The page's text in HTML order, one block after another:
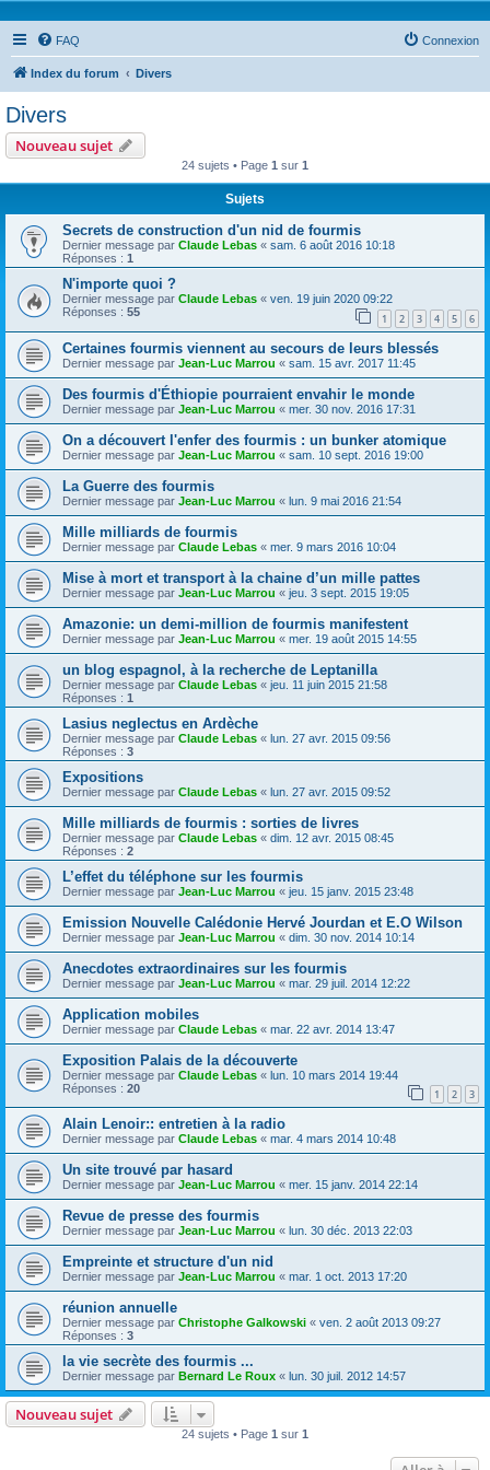
FAQ Connexion
Index du forum Divers
Divers
Nouveau sujet
24 sujets • Page 1 sur 1
Sujets
Secrets de construction d'un nid de fourmis
Dernier message par Claude Lebas « sam. 6 août 2016 10:18
Réponses : 1
N'importe quoi ?
Dernier message par Claude Lebas « ven. 19 juin 2020 09:22
Réponses : 55 1 2 3 4 5 6
Certaines fourmis viennent au secours de leurs blessés
Dernier message par Jean-Luc Marrou « sam. 15 avr. 2017 11:45
Des fourmis d'Éthiopie pourraient envahir le monde
Dernier message par Jean-Luc Marrou « mer. 30 nov. 2016 17:31
On a découvert l'enfer des fourmis : un bunker atomique
Dernier message par Jean-Luc Marrou « sam. 10 sept. 2016 19:00
La Guerre des fourmis
Dernier message par Jean-Luc Marrou « lun. 9 mai 2016 21:54
Mille milliards de fourmis
Dernier message par Claude Lebas « mer. 9 mars 2016 10:04
Mise à mort et transport à la chaine d’un mille pattes
Dernier message par Jean-Luc Marrou « jeu. 3 sept. 2015 19:05
Amazonie: un demi-million de fourmis manifestent
Dernier message par Jean-Luc Marrou « mer. 19 août 2015 14:55
un blog espagnol, à la recherche de Leptanilla
Dernier message par Claude Lebas « jeu. 11 juin 2015 21:58
Réponses : 1
Lasius neglectus en Ardèche
Dernier message par Claude Lebas « lun. 27 avr. 2015 09:56
Réponses : 3
Expositions
Dernier message par Claude Lebas « lun. 27 avr. 2015 09:52
Mille milliards de fourmis : sorties de livres
Dernier message par Claude Lebas « dim. 12 avr. 2015 08:45
Réponses : 2
L’effet du téléphone sur les fourmis
Dernier message par Jean-Luc Marrou « jeu. 15 janv. 2015 23:48
Emission Nouvelle Calédonie Hervé Jourdan et E.O Wilson
Dernier message par Jean-Luc Marrou « dim. 30 nov. 2014 10:14
Anecdotes extraordinaires sur les fourmis
Dernier message par Jean-Luc Marrou « mar. 29 juil. 2014 12:22
Application mobiles
Dernier message par Claude Lebas « mar. 22 avr. 2014 13:47
Exposition Palais de la découverte
Dernier message par Claude Lebas « lun. 10 mars 2014 19:44
Réponses : 20 1 2 3
Alain Lenoir:: entretien à la radio
Dernier message par Claude Lebas « mar. 4 mars 2014 10:48
Un site trouvé par hasard
Dernier message par Jean-Luc Marrou « mer. 15 janv. 2014 22:14
Revue de presse des fourmis
Dernier message par Jean-Luc Marrou « lun. 30 déc. 2013 22:03
Empreinte et structure d'un nid
Dernier message par Jean-Luc Marrou « mar. 1 oct. 2013 17:20
réunion annuelle
Dernier message par Christophe Galkowski « ven. 2 août 2013 09:27
Réponses : 3
la vie secrète des fourmis ...
Dernier message par Bernard Le Roux « lun. 30 juil. 2012 14:57
Nouveau sujet
24 sujets • Page 1 sur 1